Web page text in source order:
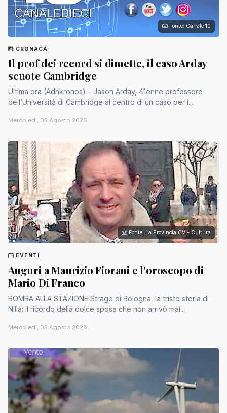
Fonte: Canale 10
CRONACA
Il prof dei record si dimette, il caso Arday
scuote Cambridge
Ultima ora (Adnkronos) – Jason Arday, 41enne professore
dell’Università di Cambridge al centro di un caso per i...
Mercoledì, 05 Agosto 2026
Fonte: La Provincia CV - Cultura
EVENTI
Auguri a Maurizio Fiorani e l'oroscopo di
Mario Di Franco
BOMBA ALLA STAZIONE Strage di Bologna, la triste storia di
Nilla: il ricordo della dolce sposa che non arrivò mai...
Mercoledì, 05 Agosto 2026